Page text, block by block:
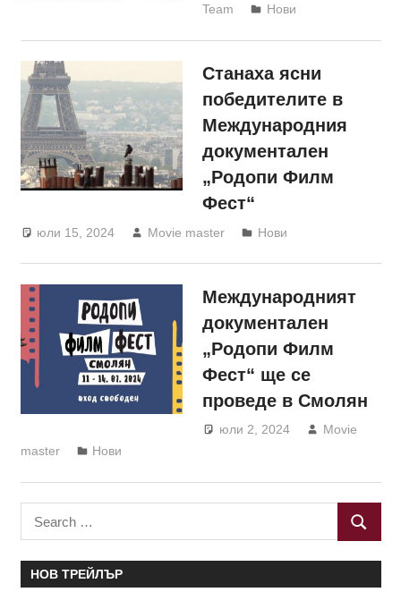
Team
Нови
Станаха ясни
победителите в
Международния
документален
„Родопи Филм
Фест“
юли 15, 2024 Movie master Нови
Международният
документален
„Родопи Филм
Фест“ ще се
проведе в Смолян
юли 2, 2024
Movie
master
Нови
for:
SEARCH
НОВ ТРЕЙЛЪР